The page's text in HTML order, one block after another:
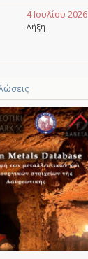
4 Ιουλίου 2026
Λήξη